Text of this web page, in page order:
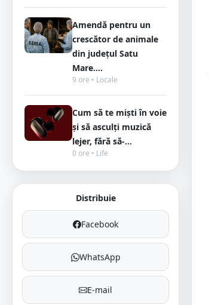
Amendă pentru un
crescător de animale
din județul Satu
Mare....
9 ore • Locale
Cum să te miști în voie
și să asculți muzică
lejer, fără să-...
0 ore • Life
Distribuie
Facebook
WhatsApp
E-mail